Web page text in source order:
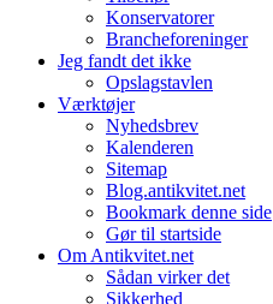
Konservatorer
Brancheforeninger
Jeg fandt det ikke
Opslagstavlen
Værktøjer
Nyhedsbrev
Kalenderen
Sitemap
Blog.antikvitet.net
Bookmark denne side
Gør til startside
Om Antikvitet.net
Sådan virker det
Sikkerhed